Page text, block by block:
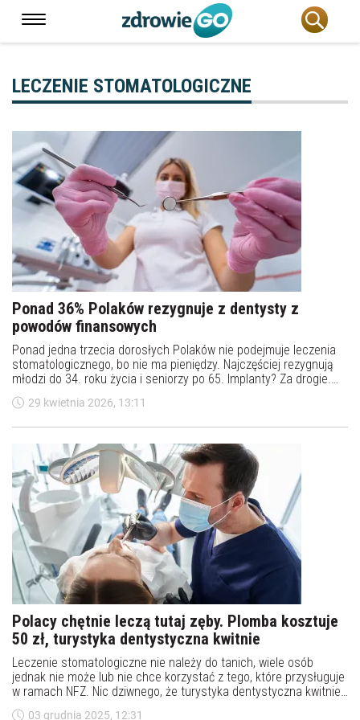
LECZENIE STOMATOLOGICZNE
Ponad 36% Polaków rezygnuje z dentysty z
powodów finansowych
Ponad jedna trzecia dorosłych Polaków nie podejmuje leczenia
stomatologicznego, bo nie ma pieniędzy. Najczęściej rezygnują
młodzi do 34. roku życia i seniorzy po 65. Implanty? Za drogie.
Protezy? Nie stać. Ortodoncja? Luksus. Eksperci ostrzegają:
nieleczone zęby to bomba zegarowa – nie tylko dla zdrowia, ale i
29 kwietnia 2026, 13:11
Polacy chętnie leczą tutaj zęby. Plomba kosztuje
50 zł, turystyka dentystyczna kwitnie
Leczenie stomatologiczne nie należy do tanich, wiele osób
jednak nie może lub nie chce korzystać z tego, które przysługuje
w ramach NFZ. Nic dziwnego, że turystyka dentystyczna kwitnie,
skoro za naszą wschodnią granicą plomba kosztuje około 50 zł.
03 grudnia 2025, 12:31